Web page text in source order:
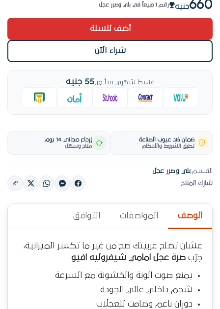
660جنيه رقم 1 مبيعاً في بلي وصرر عجل
منتج مختار
أضف للسلة
شراء الآن
قسط شهري يبدأ من55 جنيه
ضمان ضد عيوب الصناعة
تطبق الشروط والأحكام
إرجاع مجاني 14 يوم
متاح وسهل
القسم:بلي وصرر عجل
شارك المنتج
الوصف المواصفات التوافق
عشان تصلح عربيتك صح من غير ما تكسر الميزانية،
جرّب صرة عجل امامي شيفروليه افيو
يمنع صوت الونة والخشونة مع السرعة
شحم داخلي عالي الجودة
دوران ناعم وصامت للعجلات